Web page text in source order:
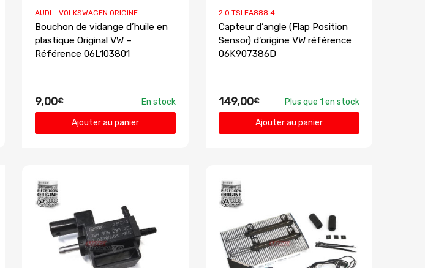
AUDI - VOLKSWAGEN ORIGINE
Bouchon de vidange d’huile en
plastique Original VW –
Référence 06L103801
9,00€
En stock
Ajouter au panier
2.0 TSI EA888.4
Capteur d’angle (Flap Position
Sensor) d’origine VW référence
06K907386D
149,00€
Plus que 1 en stock
Ajouter au panier